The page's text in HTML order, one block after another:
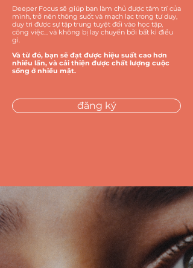
Deeper Focus sẽ giúp bạn làm chủ được tâm trí của
mình, trở nên thông suốt và mạch lạc trong tư duy,
duy trì được sự tập trung tuyệt đối vào học tập,
công việc... và không bị lay chuyển bởi bất kì điều
gì.
Và từ đó, bạn sẽ đạt được hiệu suất cao hơn
nhiều lần, và cải thiện được chất lượng cuộc
sống ở nhiều mặt.
đăng ký